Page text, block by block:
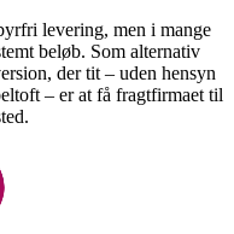
levering, men i mange
beløb. Som alternativ
der tit – uden hensyn
– er at få fragtfirmaet til